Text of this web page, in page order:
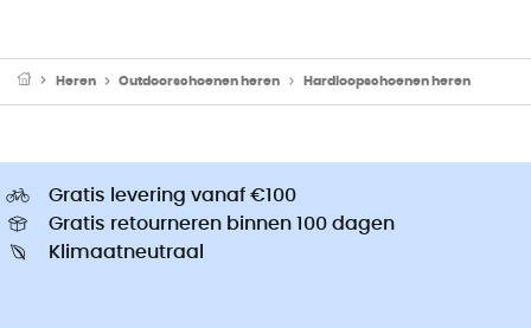
Heren Outdoorschoenen heren Hardloopschoenen heren
Gratis levering vanaf €100
Gratis retourneren binnen 100 dagen
Klimaatneutraal